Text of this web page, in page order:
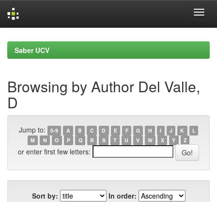
navigationSaber UCV
Browsing by Author Del Valle,
D
Jump to: 0-9 A B C D E F G H I J K
L
M
N O P Q R S T U V W X Y Z
or enter first few letters:
Sort by:
In order: